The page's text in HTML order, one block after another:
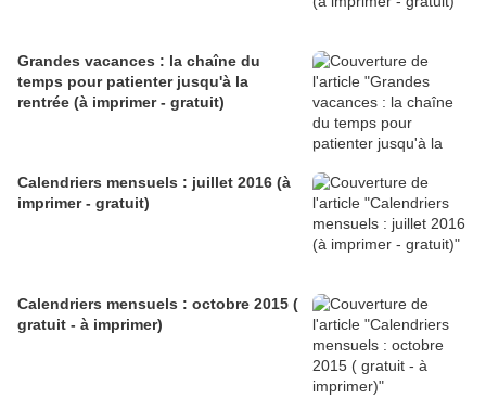
Grandes vacances : la chaîne du
temps pour patienter jusqu'à la
rentrée (à imprimer - gratuit)
Calendriers mensuels : juillet 2016 (à
imprimer - gratuit)
Calendriers mensuels : octobre 2015 (
gratuit - à imprimer)